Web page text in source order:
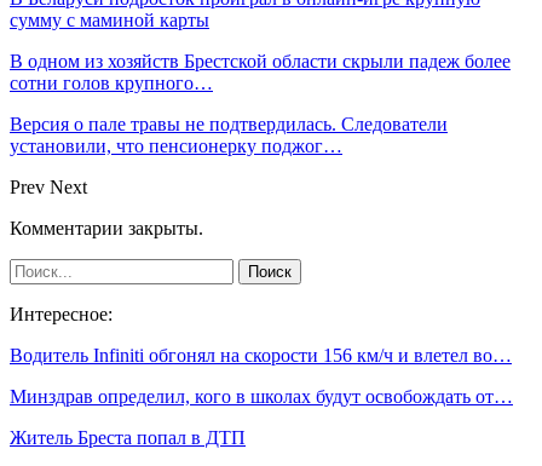
сумму с маминой карты
В одном из хозяйств Брестской области скрыли падеж более
сотни голов крупного…
Версия о пале травы не подтвердилась. Следователи
установили, что пенсионерку поджог…
Prev Next
Комментарии закрыты.
Интересное:
Водитель Infiniti обгонял на скорости 156 км/ч и влетел во…
Минздрав определил, кого в школах будут освобождать от…
Житель Бреста попал в ДТП